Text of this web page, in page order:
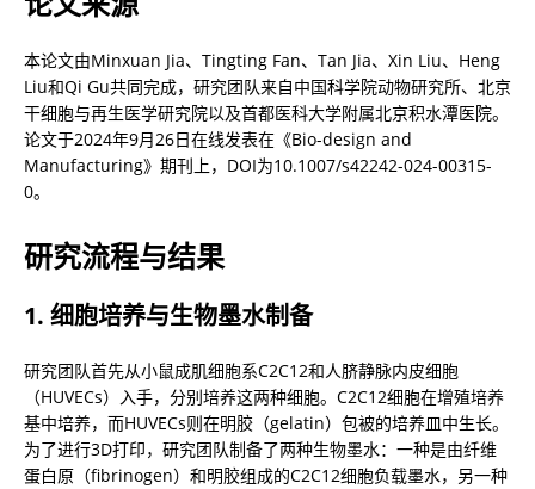
本论文由Minxuan Jia、Tingting Fan、Tan Jia、Xin Liu、Heng
Liu和Qi Gu共同完成，研究团队来自中国科学院动物研究所、北京
干细胞与再生医学研究院以及首都医科大学附属北京积水潭医院。
论文于2024年9月26日在线发表在《Bio-design and
Manufacturing》期刊上，DOI为10.1007/s42242-024-00315-
0。
研究流程与结果
1. 细胞培养与生物墨水制备
研究团队首先从小鼠成肌细胞系C2C12和人脐静脉内皮细胞
（HUVECs）入手，分别培养这两种细胞。C2C12细胞在增殖培养
基中培养，而HUVECs则在明胶（gelatin）包被的培养皿中生长。
为了进行3D打印，研究团队制备了两种生物墨水：一种是由纤维
蛋白原（fibrinogen）和明胶组成的C2C12细胞负载墨水，另一种